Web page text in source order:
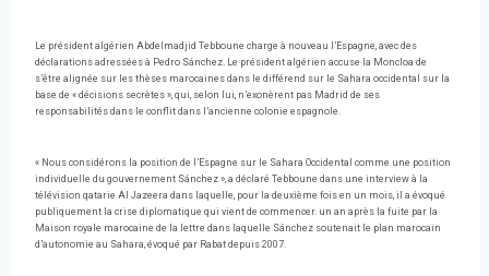
Le président algérien Abdelmadjid Tebboune charge à nouveau l’Espagne, avec des
déclarations adressées à Pedro Sánchez. Le président algérien accuse la Moncloa de
s’être alignée sur les thèses marocaines dans le différend sur le Sahara occidental sur la
base de « décisions secrètes », qui, selon lui, n’exonèrent pas Madrid de ses
responsabilités dans le conflit dans l’ancienne colonie espagnole.
« Nous considérons la position de l’Espagne sur le Sahara Occidental comme une position
individuelle du gouvernement Sánchez », a déclaré Tebboune dans une interview à la
télévision qatarie Al Jazeera dans laquelle, pour la deuxième fois en un mois, il a évoqué
publiquement la crise diplomatique qui vient de commencer. un an après la fuite par la
Maison royale marocaine de la lettre dans laquelle Sánchez soutenait le plan marocain
d’autonomie au Sahara, évoqué par Rabat depuis 2007.